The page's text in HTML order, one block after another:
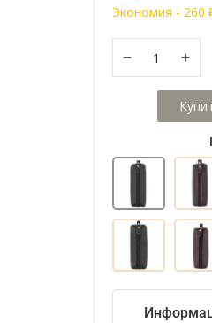
Экономия - 260